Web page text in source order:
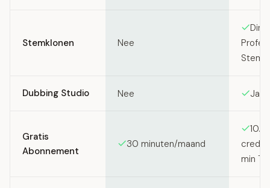
Stemklonen Nee
Dubbing Studio Nee Ja
Gratis
Abonnement
30 minuten/maand
min